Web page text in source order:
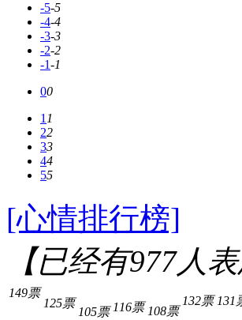
-5-5
-4-4
-3-3
-2-2
-1-1
00
11
22
33
44
55
[心情排行榜]
【已经有977人表
149票
125票
105票 116票 108票
132票 131